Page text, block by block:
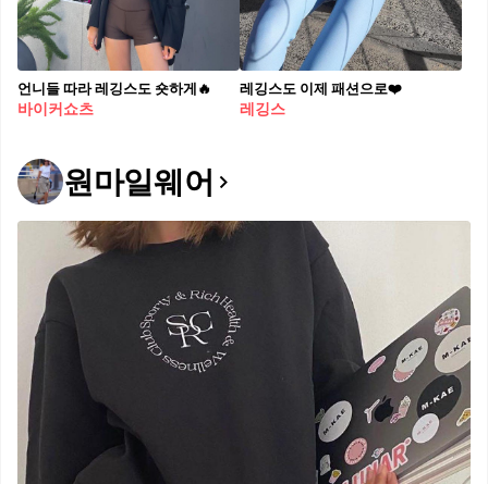
언니들 따라 레깅스도 숏하게🔥
바이커쇼츠
레깅스도 이제 패션으로❤️
레깅스
원마일웨어